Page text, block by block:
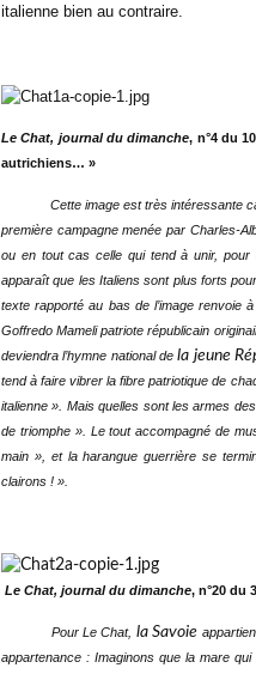
italienne bien au contraire.
Le Chat, journal du dimanche, n°4 du
autrichiens… »
Cette image est très intéressante car
première campagne menée par Charles-
ou en tout cas celle qui tend à unir, pour
apparaît que les Italiens sont plus forts
texte rapporté au bas de l’image renvoie
Goffredo Mameli patriote républicain
deviendra l’hymne national dela jeune
tend à faire vibrer la fibre patriotique de
italienne ». Mais quelles sont les armes
de triomphe ». Le tout accompagné de
main », et la harangue guerrière se
clairons ! ».
Le Chat, journal du dimanche, n°20 du
Pour Le Chat, la Savoie
appartenance : Imaginons que la mare